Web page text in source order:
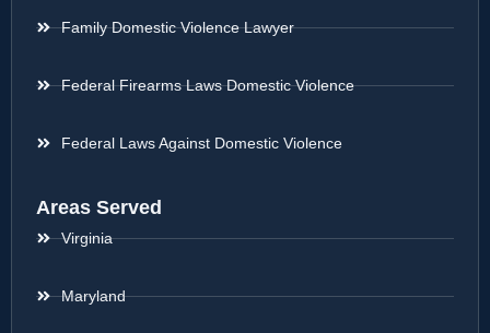
Family Domestic Violence Lawyer
Federal Firearms Laws Domestic Violence
Federal Laws Against Domestic Violence
Areas Served
Virginia
Maryland